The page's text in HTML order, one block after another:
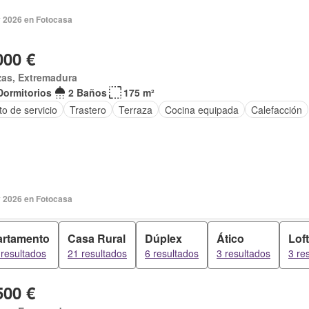
en Fotocasa
€
Extremadura
2 Baños
175 m²
de servicio
Trastero Terraza Cocina equipada Calefacción
en Fotocasa
Casa Rural
21 resultados
Dúplex
6 resultados
Ático
3 resultados
Loft
3
€